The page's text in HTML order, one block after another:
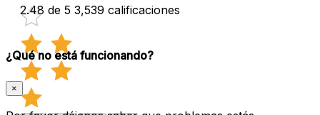
2.48 de 5 3,539 calificaciones
¿Qué no está funcionando?
×